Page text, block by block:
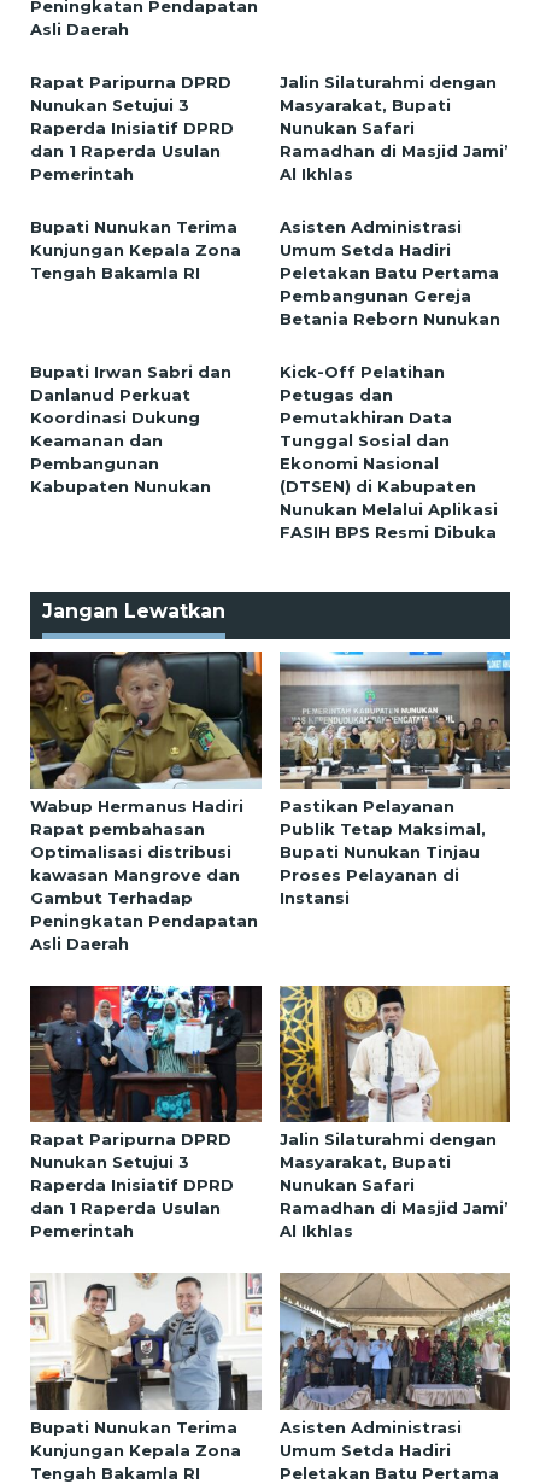
Peningkatan Pendapatan
Asli Daerah
Rapat Paripurna DPRD
Nunukan Setujui 3
Raperda Inisiatif DPRD
dan 1 Raperda Usulan
Pemerintah
Jalin Silaturahmi dengan
Masyarakat, Bupati
Nunukan Safari
Ramadhan di Masjid Jami’
Al Ikhlas
Bupati Nunukan Terima
Kunjungan Kepala Zona
Tengah Bakamla RI
Asisten Administrasi
Umum Setda Hadiri
Peletakan Batu Pertama
Pembangunan Gereja
Betania Reborn Nunukan
Bupati Irwan Sabri dan
Danlanud Perkuat
Koordinasi Dukung
Keamanan dan
Pembangunan
Kabupaten Nunukan
Kick-Off Pelatihan
Petugas dan
Pemutakhiran Data
Tunggal Sosial dan
Ekonomi Nasional
(DTSEN) di Kabupaten
Nunukan Melalui Aplikasi
FASIH BPS Resmi Dibuka
Jangan Lewatkan
Wabup Hermanus Hadiri
Rapat pembahasan
Optimalisasi distribusi
kawasan Mangrove dan
Gambut Terhadap
Peningkatan Pendapatan
Asli Daerah
Pastikan Pelayanan
Publik Tetap Maksimal,
Bupati Nunukan Tinjau
Proses Pelayanan di
Instansi
Rapat Paripurna DPRD
Nunukan Setujui 3
Raperda Inisiatif DPRD
dan 1 Raperda Usulan
Pemerintah
Jalin Silaturahmi dengan
Masyarakat, Bupati
Nunukan Safari
Ramadhan di Masjid Jami’
Al Ikhlas
Bupati Nunukan Terima
Kunjungan Kepala Zona
Tengah Bakamla RI
Asisten Administrasi
Umum Setda Hadiri
Peletakan Batu Pertama